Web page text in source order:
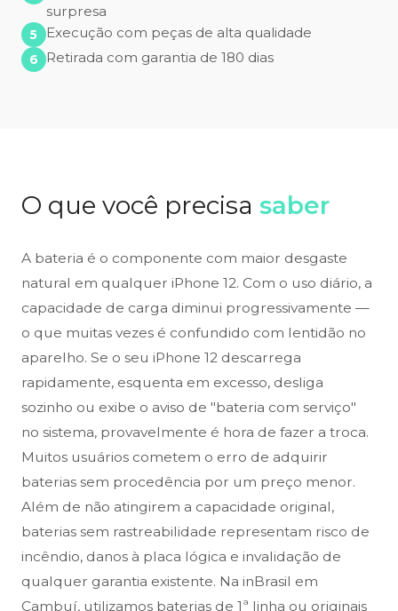
surpresa
Execução com peças de alta qualidade
Retirada com garantia de 180 dias
O que você precisa saber
A bateria é o componente com maior desgaste
natural em qualquer iPhone 12. Com o uso diário, a
capacidade de carga diminui progressivamente —
o que muitas vezes é confundido com lentidão no
aparelho. Se o seu iPhone 12 descarrega
rapidamente, esquenta em excesso, desliga
sozinho ou exibe o aviso de "bateria com serviço"
no sistema, provavelmente é hora de fazer a troca.
Muitos usuários cometem o erro de adquirir
baterias sem procedência por um preço menor.
Além de não atingirem a capacidade original,
baterias sem rastreabilidade representam risco de
incêndio, danos à placa lógica e invalidação de
qualquer garantia existente. Na inBrasil em
Cambuí, utilizamos baterias de 1ª linha ou originais